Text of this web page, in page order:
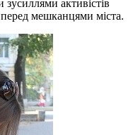
активістів
мешканцями міста.